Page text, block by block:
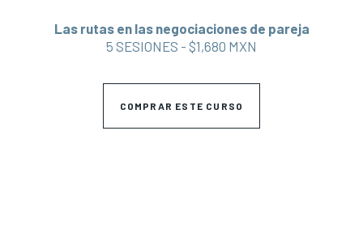
Las rutas en las negociaciones de pareja
5 SESIONES - $1,680 MXN
COMPRAR ESTE CURSO